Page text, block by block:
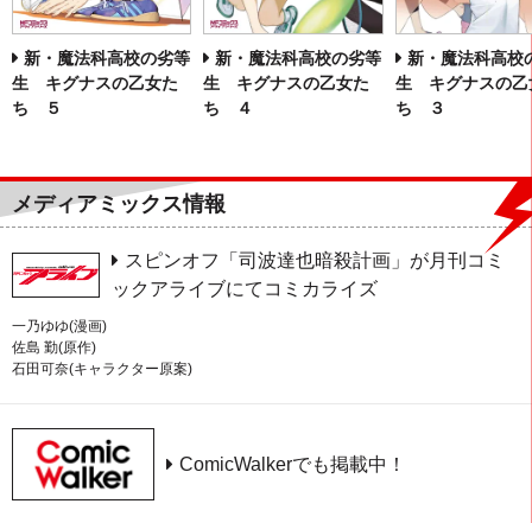
新・魔法科高校の劣等
生 キグナスの乙女た
ち ５
新・魔法科高校の劣等
生 キグナスの乙女た
ち ４
新・魔法科高校
生 キグナスの乙
ち ３
メディアミックス情報
スピンオフ「司波達也暗殺計画」が月刊コミ
ックアライブにてコミカライズ
一乃ゆゆ(漫画)
佐島 勤(原作)
石田可奈(キャラクター原案)
ComicWalkerでも掲載中！